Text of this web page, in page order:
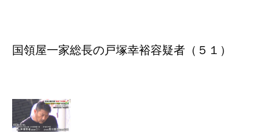
国領屋一家総長の戸塚幸裕容疑者（５１）